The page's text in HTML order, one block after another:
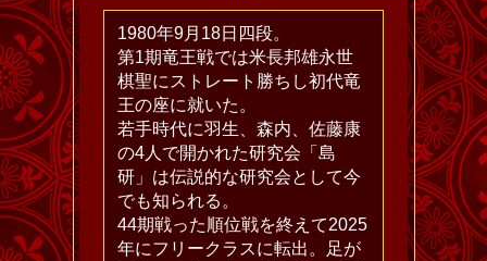
1980年9月18日四段。
第1期竜王戦では米長邦雄永世
棋聖にストレート勝ちし初代竜
王の座に就いた。
若手時代に羽生、森内、佐藤康
の4人で開かれた研究会「島
研」は伝説的な研究会として今
でも知られる。
44期戦った順位戦を終えて2025
年にフリークラスに転出。足が